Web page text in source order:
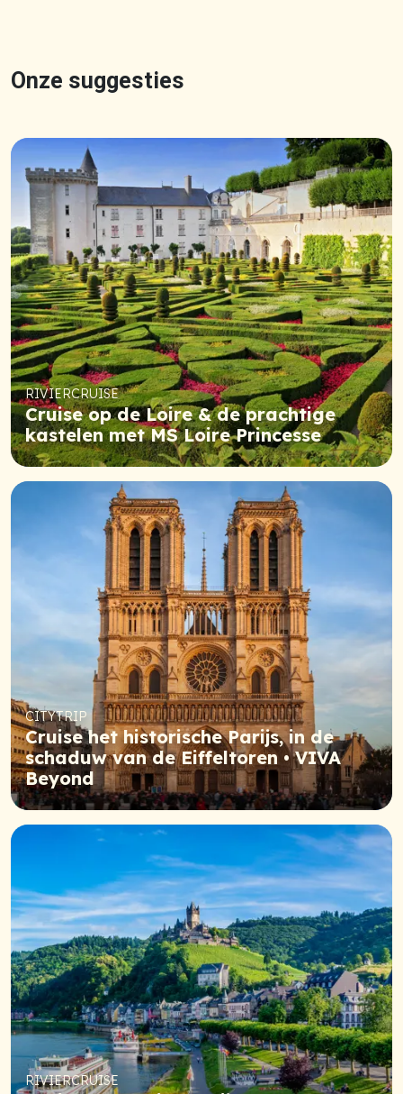
Onze suggesties
RIVIERCRUISE
Cruise op de Loire & de prachtige
kastelen met MS Loire Princesse
CITYTRIP
Cruise het historische Parijs, in de
schaduw van de Eiffeltoren • VIVA
Beyond
RIVIERCRUISE